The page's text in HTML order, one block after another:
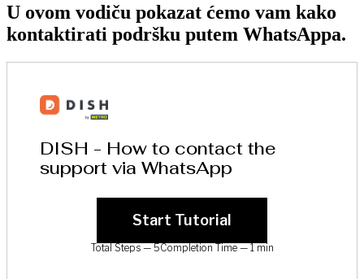
U ovom vodiču pokazat ćemo vam kako
kontaktirati podršku putem WhatsAppa.